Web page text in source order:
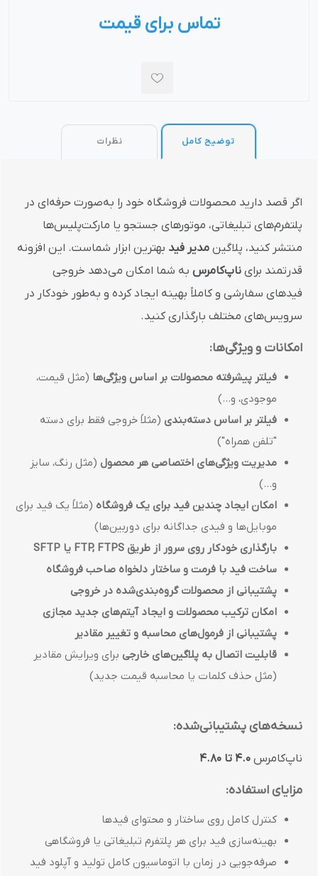
تماس برای قیمت
توضیح کامل نظرات
اگر قصد دارید محصولات فروشگاه خود را به‌صورت حرفه‌ای در
پلتفرم‌های تبلیغاتی، موتورهای جستجو یا مارکت‌پلیس‌ها
منتشر کنید، پلاگین مدیر فید بهترین ابزار شماست. این افزونه
قدرتمند برای ناپ‌کامرس به شما امکان می‌دهد خروجی
فیدهای سفارشی و کاملاً بهینه ایجاد کرده و به‌طور خودکار در
سرویس‌های مختلف بارگذاری کنید.
امکانات و ویژگی‌ها:
فیلتر پیشرفته محصولات بر اساس ویژگی‌ها (مثل قیمت،
موجودی، و...)
فیلتر بر اساس دسته‌بندی (مثلاً خروجی فقط برای دسته
"تلفن همراه")
مدیریت ویژگی‌های اختصاصی هر محصول (مثل رنگ، سایز
و...)
امکان ایجاد چندین فید برای یک فروشگاه (مثلاً یک فید برای
موبایل‌ها و فیدی جداگانه برای دوربین‌ها)
بارگذاری خودکار روی سرور از طریق FTP, FTPS یا SFTP
ساخت فید با فرمت و ساختار دلخواه صاحب فروشگاه
پشتیبانی از محصولات گروه‌بندی‌شده در خروجی
امکان ترکیب محصولات و ایجاد آیتم‌های جدید مجازی
پشتیبانی از فرمول‌های محاسبه و تغییر مقادیر
قابلیت اتصال به پلاگین‌های خارجی برای ویرایش مقادیر
(مثل حذف کلمات یا محاسبه قیمت جدید)
نسخه‌های پشتیبانی‌شده:
ناپ‌کامرس 4.0 تا 4.80
مزایای استفاده:
کنترل کامل روی ساختار و محتوای فیدها
بهینه‌سازی فید برای هر پلتفرم تبلیغاتی یا فروشگاهی
صرفه‌جویی در زمان با اتوماسیون کامل تولید و آپلود فید